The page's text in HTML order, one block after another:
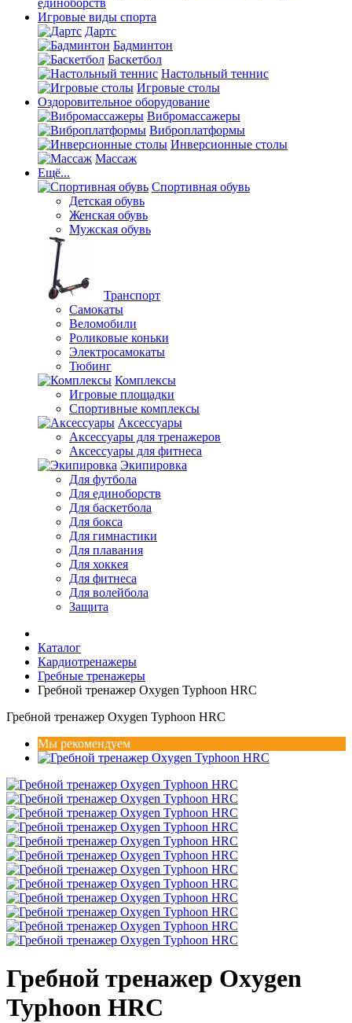
единоборств
Игровые виды спорта
Дартс
Бадминтон
Баскетбол
Настольный теннис
Игровые столы
Оздоровительное оборудование
Вибромассажеры
Виброплатформы
Инверсионные столы
Массаж
Ещё...
Спортивная обувь
Детская обувь
Женская обувь
Мужская обувь
Транспорт
Самокаты
Веломобили
Роликовые коньки
Электросамокаты
Тюбинг
Комплексы
Игровые площадки
Спортивные комплексы
Аксессуары
Аксессуары для тренажеров
Аксессуары для фитнеса
Экипировка
Для футбола
Для единоборств
Для баскетбола
Для бокса
Для гимнастики
Для плавания
Для хоккея
Для фитнеса
Для волейбола
Защита
Каталог
Кардиотренажеры
Гребные тренажеры
Гребной тренажер Oxygen Typhoon HRC
Гребной тренажер Oxygen Typhoon HRC
Мы рекомендуем
Гребной тренажер Oxygen
Typhoon HRC